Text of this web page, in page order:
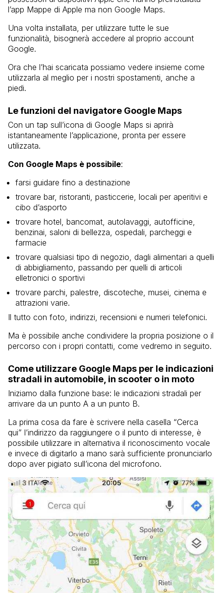
l’app Mappe di Apple ma non Google Maps.
Una volta installata, per utilizzare tutte le sue
funzionalità, bisognerà accedere al proprio account
Google.
Ora che l’hai scaricata possiamo vedere insieme come
utilizzarla al meglio per i nostri spostamenti, anche a
piedi.
Le funzioni del navigatore Google Maps
Con un tap sull’icona di Google Maps si aprirà
istantaneamente l’applicazione, pronta per essere
utilizzata.
Con Google Maps è possibile:
farsi guidare fino a destinazione
trovare bar, ristoranti, pasticcerie, locali per aperitivi e
cibo d’asporto
trovare hotel, bancomat, autolavaggi, autofficine,
benzinai, saloni di bellezza, ospedali, parcheggi e
farmacie
trovare qualsiasi tipo di negozio, dagli alimentari a quelli
di abbigliamento, passando per quelli di articoli
elletronici o sportivi
trovare parchi, palestre, discoteche, musei, cinema e
attrazioni varie.
Il tutto con foto, indirizzi, recensioni e numeri telefonici.
Ma è possibile anche condividere la propria posizione o il
percorso con i propri contatti, come vedremo in seguito.
Come utilizzare Google Maps per le indicazioni
stradali in automobile, in scooter o in moto
Iniziamo dalla funzione base: le indicazioni stradali per
arrivare da un punto A a un punto B.
La prima cosa da fare è scrivere nella casella “Cerca
qui” l’indirizzo da raggiungere o il punto di interesse, è
possibile utilizzare in alternativa il riconoscimento vocale
e invece di digitarlo a mano sarà sufficiente pronunciarlo
dopo aver pigiato sull’icona del microfono.